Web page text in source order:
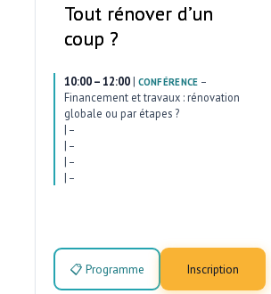
Tout rénover d’un
coup ?
10:00 – 12:00| CONFÉRENCE –
Financement et travaux : rénovation
globale ou par étapes ?
| –
| –
| –
| –
📋 Programme Inscription